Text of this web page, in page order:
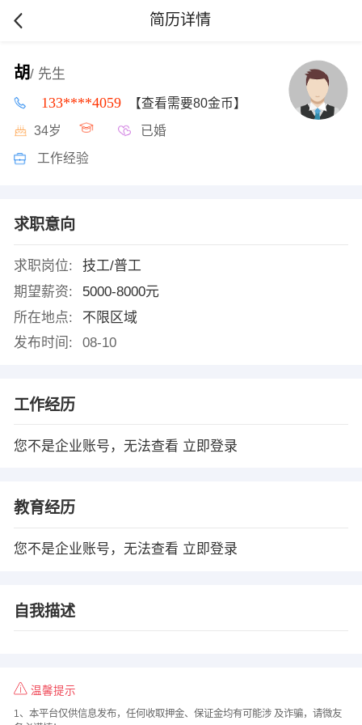
简历详情
胡/ 先生
133****4059 【查看需要80金币】
34岁 已婚
工作经验
求职意向
求职岗位:
技工/普工
期望薪资:
5000-8000元
所在地点:
不限区域
发布时间:
08-10
工作经历
您不是企业账号，无法查看 立即登录
教育经历
您不是企业账号，无法查看 立即登录
自我描述
温馨提示
1、本平台仅供信息发布，任何收取押金、保证金均有可能涉 及诈骗，请微友